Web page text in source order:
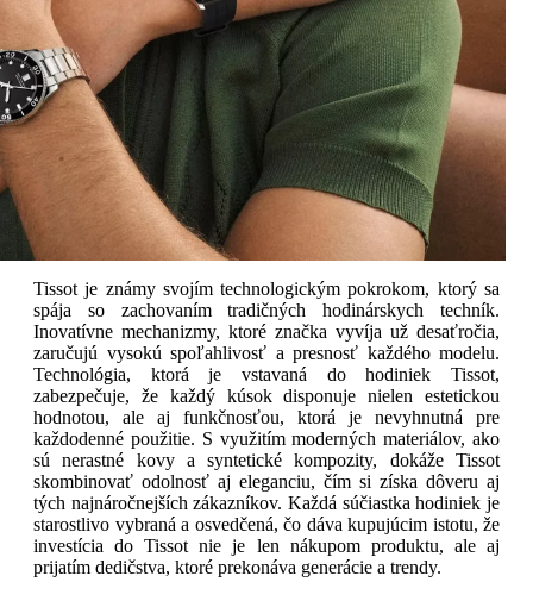
Tissot je známy svojím technologickým pokrokom, ktorý sa
spája so zachovaním tradičných hodinárskych techník.
Inovatívne mechanizmy, ktoré značka vyvíja už desaťročia,
zaručujú vysokú spoľahlivosť a presnosť každého modelu.
Technológia, ktorá je vstavaná do hodiniek Tissot,
zabezpečuje, že každý kúsok disponuje nielen estetickou
hodnotou, ale aj funkčnosťou, ktorá je nevyhnutná pre
každodenné použitie. S využitím moderných materiálov, ako
sú nerastné kovy a syntetické kompozity, dokáže Tissot
skombinovať odolnosť aj eleganciu, čím si získa dôveru aj
tých najnáročnejších zákazníkov. Každá súčiastka hodiniek je
starostlivo vybraná a osvedčená, čo dáva kupujúcim istotu, že
investícia do Tissot nie je len nákupom produktu, ale aj
prijatím dedičstva, ktoré prekonáva generácie a trendy.